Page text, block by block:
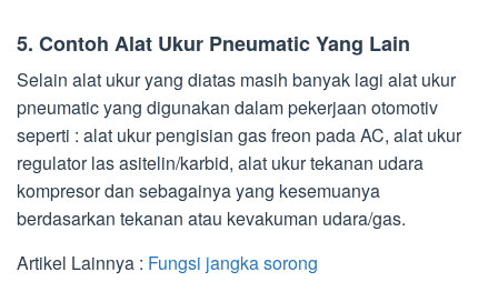
5. Contoh Alat Ukur Pneumatic Yang Lain
Selain alat ukur yang diatas masih banyak lagi alat ukur
pneumatic yang digunakan dalam pekerjaan otomotiv
seperti : alat ukur pengisian gas freon pada AC, alat ukur
regulator las asitelin/karbid, alat ukur tekanan udara
kompresor dan sebagainya yang kesemuanya
berdasarkan tekanan atau kevakuman udara/gas.
Artikel Lainnya : Fungsi jangka sorong